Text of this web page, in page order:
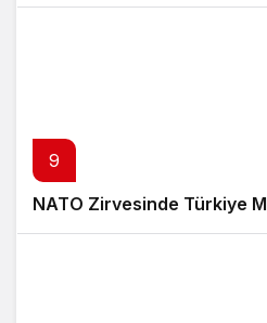
9
NATO Zirvesinde Türkiye